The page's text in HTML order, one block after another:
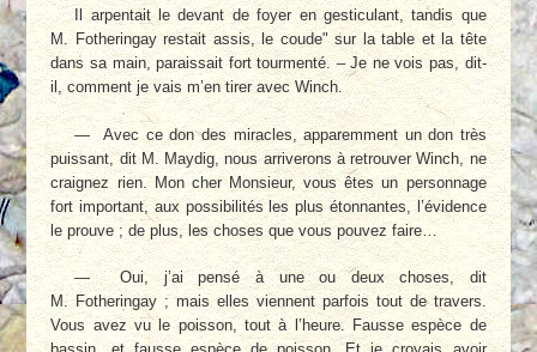
Il arpentait le devant de foyer en gesticu­lant, tandis que
M. Fotheringay restait assis, le coude" sur la table et la tête
dans sa main, pa­raissait fort tourmenté. – Je ne vois pas, dit-
il, comment je vais m’en tirer avec Winch.
— Avec ce don des miracles, apparemment un don très
puissant, dit M. Maydig, nous arri­verons à retrouver Winch, ne
craignez rien. Mon cher Monsieur, vous êtes un personnage
fort important, aux possibilités les plus éton­nantes, l’évidence
le prouve ; de plus, les choses que vous pouvez faire…
— Oui, j’ai pensé à une ou deux choses, dit
M. Fotheringay ; mais elles viennent parfois tout de travers.
Vous avez vu le poisson, tout à l’heure. Fausse espèce de